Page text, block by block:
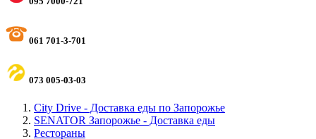
061 701-3-701
073 005-03-03
City Drive - Доставка еды по Запорожье
SENATOR Запорожье - Доставка еды
Рестораны